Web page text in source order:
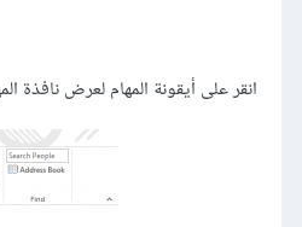
انقر على أيقونة المهام لعرض نافذة